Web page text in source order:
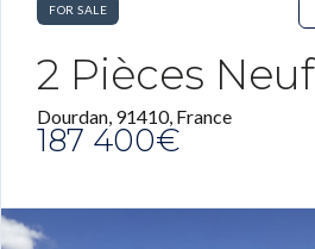
FOR SALE
2 Pièces Neuf
Dourdan, 91410, France
187 400€